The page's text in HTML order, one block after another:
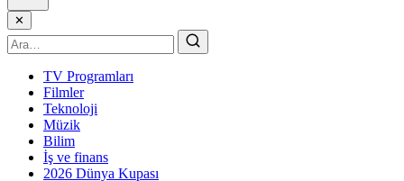
✕
TV Programları
Filmler
Teknoloji
Müzik
Bilim
İş ve finans
2026 Dünya Kupası